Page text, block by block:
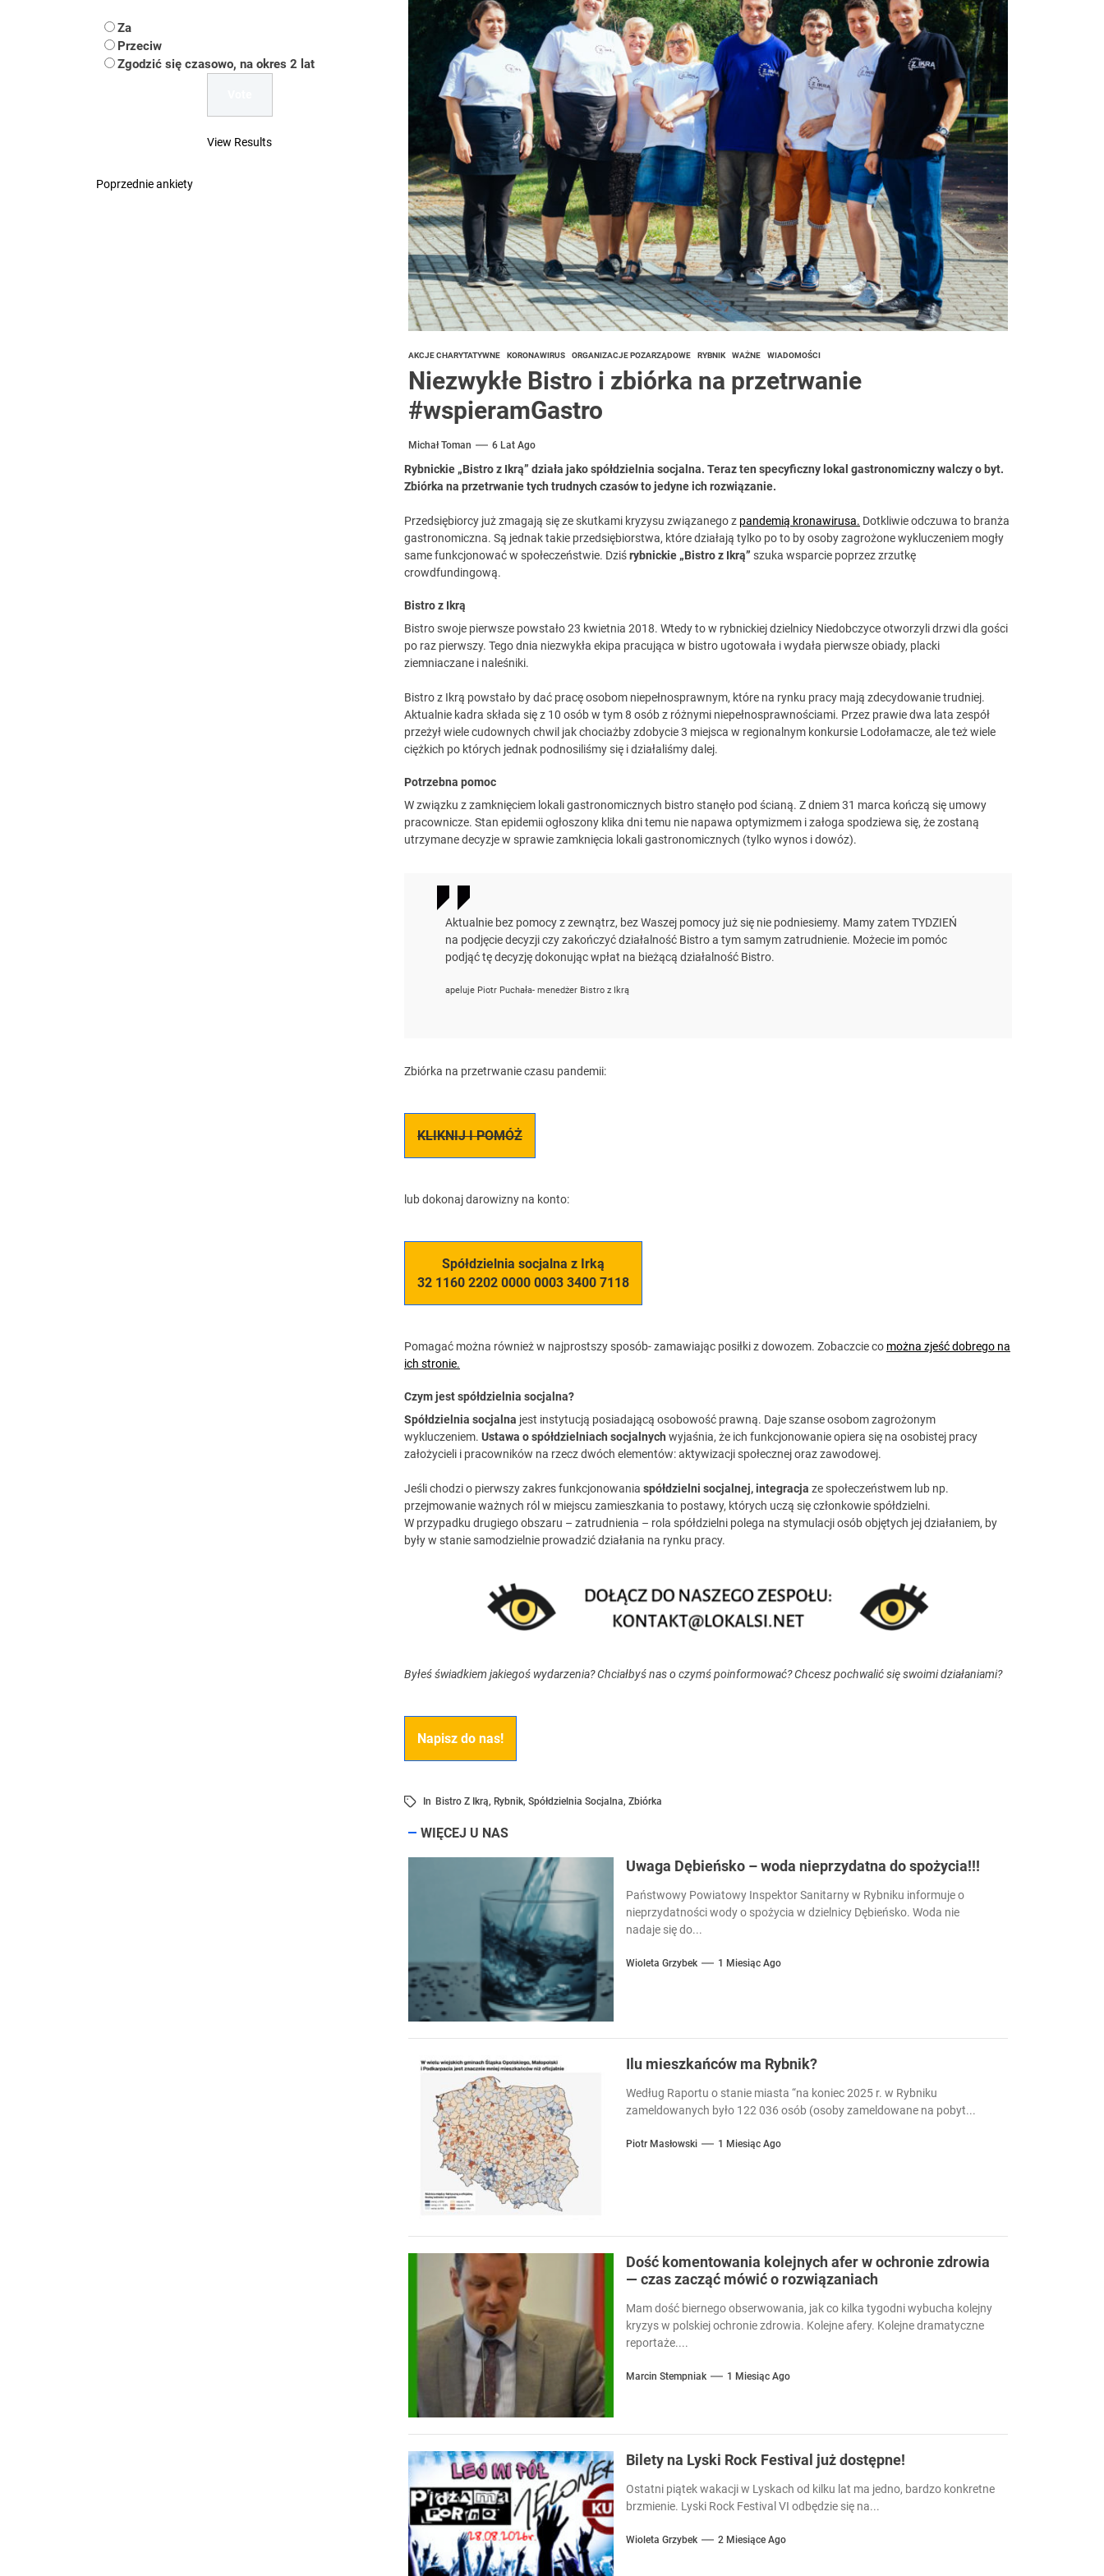
Uwaga Dębieńsko – woda nieprzydatna do spożycia!!!
Ilu mieszkańców ma Rybnik?
Dość komentowania kolejnych afer w ochronie zdrowia — czas zacząć mówić o rozwiązaniach
AKCJE CHARYTATYWNE KORONAWIRUS ORGANIZACJE POZARZĄDOWE RYBNIK WAŻNE WIADOMOŚCI
Niezwykłe Bistro i zbiórka na przetrwanie
#wspieramGastro
Michał Toman 6 Lat Ago
Rybnickie „Bistro z Ikrą” działa jako spółdzielnia socjalna. Teraz ten specyficzny lokal gastronomiczny walczy o byt.
Zbiórka na przetrwanie tych trudnych czasów to jedyne ich rozwiązanie.
Przedsiębiorcy już zmagają się ze skutkami kryzysu związanego z pandemią kronawirusa. Dotkliwie odczuwa to branża
gastronomiczna. Są jednak takie przedsiębiorstwa, które działają tylko po to by osoby zagrożone wykluczeniem mogły
same funkcjonować w społeczeństwie. Dziśrybnickie „Bistro z Ikrą” szuka wsparcie poprzez zrzutkę
crowdfundingową.
Bistro z Ikrą
Bistro swoje pierwsze powstało 23 kwietnia 2018. Wtedy to w rybnickiej dzielnicy Niedobczyce otworzyli drzwi dla gości
po raz pierwszy. Tego dnia niezwykła ekipa pracująca w bistro ugotowała i wydała pierwsze obiady, placki
ziemniaczane i naleśniki.
Bistro z Ikrą powstało by dać pracę osobom niepełnosprawnym, które na rynku pracy mają zdecydowanie trudniej.
Aktualnie kadra składa się z 10 osób w tym 8 osób z różnymi niepełnosprawnościami. Przez prawie dwa lata zespół
przeżył wiele cudownych chwil jak chociażby zdobycie 3 miejsca w regionalnym konkursie Lodołamacze, ale też wiele
ciężkich po których jednak podnosiliśmy się i działaliśmy dalej.
Potrzebna pomoc
W związku z zamknięciem lokali gastronomicznych bistro stanęło pod ścianą. Z dniem 31 marca kończą się umowy
pracownicze. Stan epidemii ogłoszony klika dni temu nie napawa optymizmem i załoga spodziewa się, że zostaną
utrzymane decyzje w sprawie zamknięcia lokali gastronomicznych (tylko wynos i dowóz).
Aktualnie bez pomocy z zewnątrz, bez Waszej pomocy już się nie podniesiemy. Mamy zatem TYDZIEŃ
na podjęcie decyzji czy zakończyć działalność Bistro a tym samym zatrudnienie. Możecie im pomóc
podjąć tę decyzję dokonując wpłat na bieżącą działalność Bistro.
apeluje Piotr Puchała- menedżer Bistro z Ikrą
Zbiórka na przetrwanie czasu pandemii:
KLIKNIJ I POMÓŻ
lub dokonaj darowizny na konto:
Spółdzielnia socjalna z Irką
32 1160 2202 0000 0003 3400 7118
Pomagać można również w najprostszy sposób- zamawiając posiłki z dowozem. Zobaczcie co można zjeść dobrego na
ich stronie.
Czym jest spółdzielnia socjalna?
Spółdzielnia socjalna jest instytucją posiadającą osobowość prawną. Daje szanse osobom zagrożonym
wykluczeniem. Ustawa o spółdzielniach socjalnych wyjaśnia, że ich funkcjonowanie opiera się na osobistej pracy
założycieli i pracowników na rzecz dwóch elementów: aktywizacji społecznej oraz zawodowej.
Jeśli chodzi o pierwszy zakres funkcjonowania spółdzielni socjalnej, integracja ze społeczeństwem lub np.
przejmowanie ważnych ról w miejscu zamieszkania to postawy, których uczą się członkowie spółdzielni.
W przypadku drugiego obszaru – zatrudnienia – rola spółdzielni polega na stymulacji osób objętych jej działaniem, by
były w stanie samodzielnie prowadzić działania na rynku pracy.
Byłeś świadkiem jakiegoś wydarzenia? Chciałbyś nas o czymś poinformować? Chcesz pochwalić się swoimi działaniami?
Napisz do nas!
In Bistro Z Ikrą, Rybnik, Spółdzielnia Socjalna, Zbiórka
WIĘCEJ U NAS
Uwaga Dębieńsko – woda nieprzydatna do spożycia!!!
Państwowy Powiatowy Inspektor Sanitarny w Rybniku informuje o
nieprzydatności wody o spożycia w dzielnicy Dębieńsko. Woda nie
nadaje się do...
Wioleta Grzybek 1 Miesiąc Ago
Ilu mieszkańców ma Rybnik?
Według Raportu o stanie miasta “na koniec 2025 r. w Rybniku
zameldowanych było 122 036 osób (osoby zameldowane na pobyt...
Piotr Masłowski 1 Miesiąc Ago
Dość komentowania kolejnych afer w ochronie zdrowia
— czas zacząć mówić o rozwiązaniach
Mam dość biernego obserwowania, jak co kilka tygodni wybucha kolejny
kryzys w polskiej ochronie zdrowia. Kolejne afery. Kolejne dramatyczne
reportaże....
Marcin Stempniak 1 Miesiąc Ago
Bilety na Lyski Rock Festival już dostępne!
Ostatni piątek wakacji w Lyskach od kilku lat ma jedno, bardzo konkretne
brzmienie. Lyski Rock Festival VI odbędzie się na...
Wioleta Grzybek 2 Miesiące Ago
Za
Przeciw
Zgodzić się czasowo, na okres 2 lat
View Results
Poprzednie ankiety